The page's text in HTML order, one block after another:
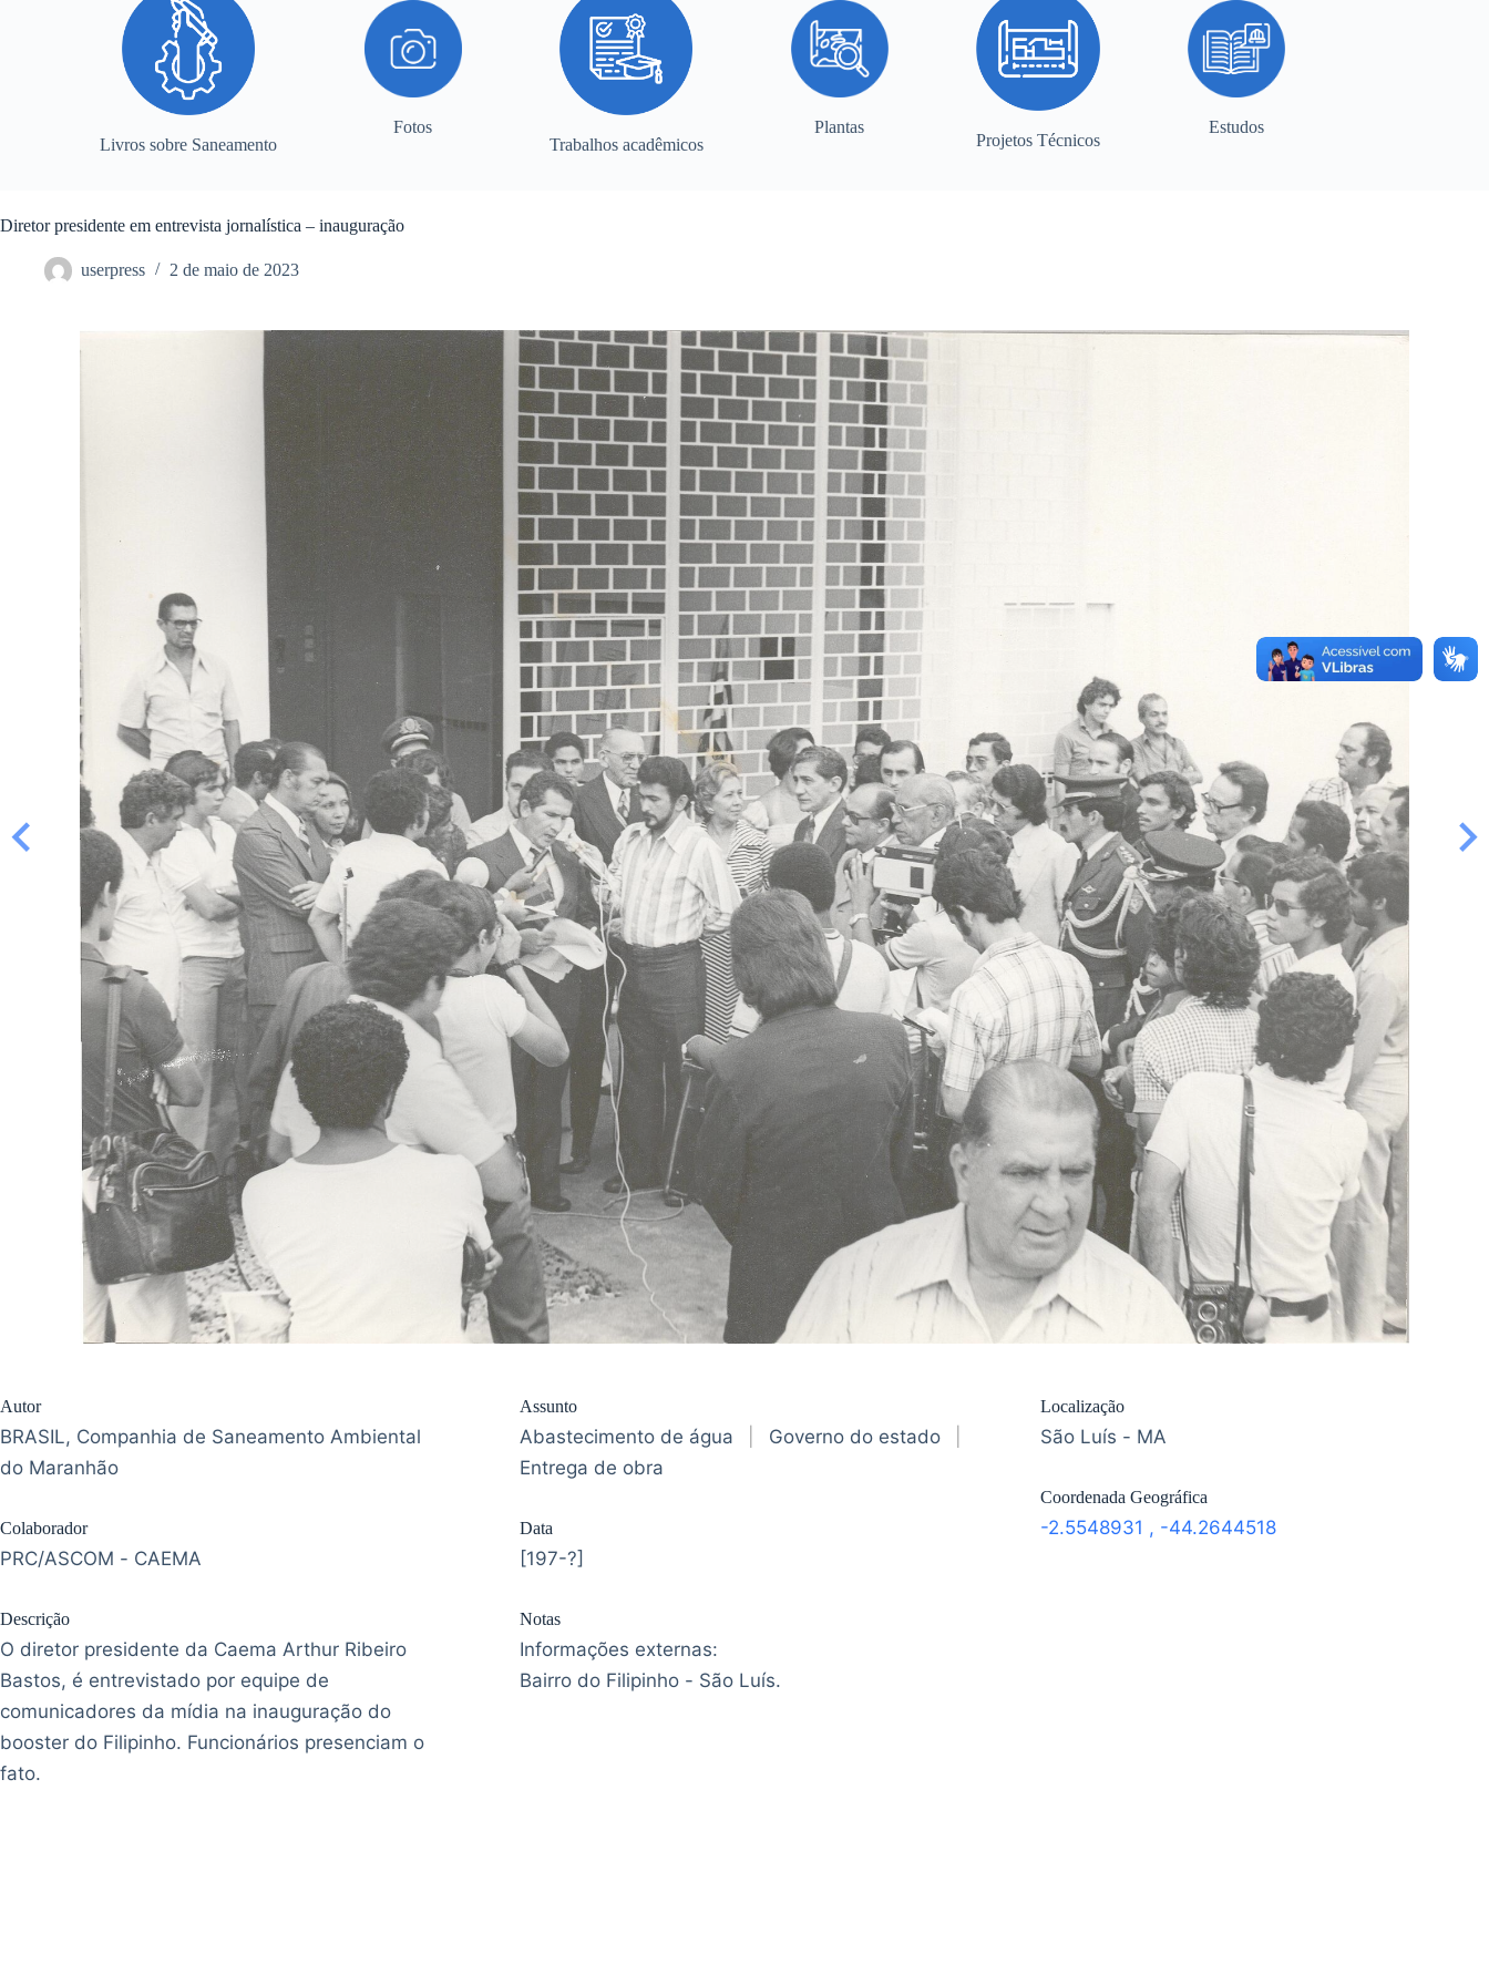
Livros sobre Saneamento
Fotos
Trabalhos acadêmicos
Plantas
Projetos Técnicos
Estudos
Diretor presidente em entrevista jornalística – inauguração
userpress 2 de maio de 2023
Autor
BRASIL, Companhia de Saneamento Ambiental
do Maranhão
Colaborador
PRC/ASCOM - CAEMA
Descrição
O diretor presidente da Caema Arthur Ribeiro
Bastos, é entrevistado por equipe de
comunicadores da mídia na inauguração do
booster do Filipinho. Funcionários presenciam o
fato.
Assunto
Abastecimento de água Governo do estado
Entrega de obra
Data
[197-?]
Notas
Informações externas:
Bairro do Filipinho - São Luís.
Localização
São Luís - MA
Coordenada Geográfica
-2.5548931 , -44.2644518